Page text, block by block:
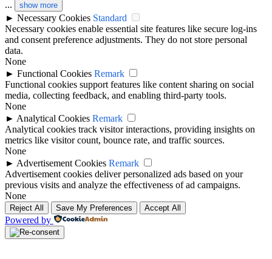
... show more
► Necessary Cookies Standard
Necessary cookies enable essential site features like secure log-ins
and consent preference adjustments. They do not store personal
data.
None
► Functional Cookies Remark
Functional cookies support features like content sharing on social
media, collecting feedback, and enabling third-party tools.
None
► Analytical Cookies Remark
Analytical cookies track visitor interactions, providing insights on
metrics like visitor count, bounce rate, and traffic sources.
None
► Advertisement Cookies Remark
Advertisement cookies deliver personalized ads based on your
previous visits and analyze the effectiveness of ad campaigns.
None
Reject All Save My Preferences Accept All
Powered by